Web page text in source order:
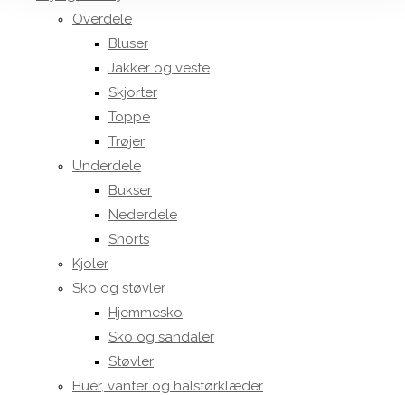
Overdele
Bluser
Jakker og veste
Skjorter
Toppe
Trøjer
Underdele
Bukser
Nederdele
Shorts
Kjoler
Sko og støvler
Hjemmesko
Sko og sandaler
Støvler
Huer, vanter og halstørklæder